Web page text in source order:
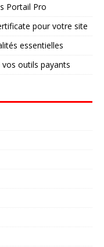
Portail Pro
pour votre site
essentielles
outils payants